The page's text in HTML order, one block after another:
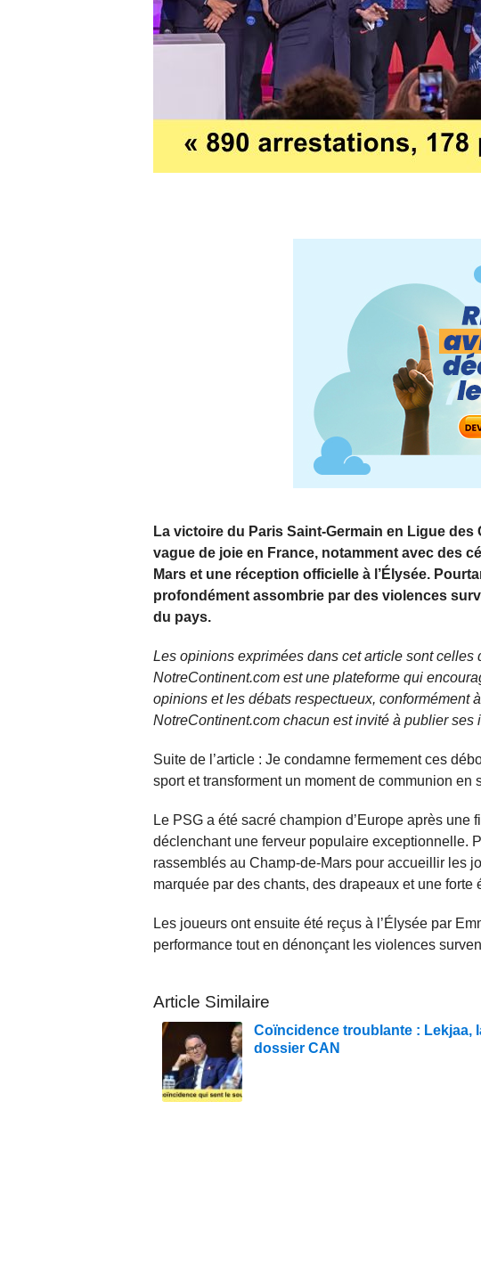
La victoire du Paris Saint-Germain en Ligue
vague de joie en France, notamment avec des
Mars et une réception officielle à l’Élysée.
profondément assombrie par des violences
du pays.
Les opinions exprimées dans cet article sont celles
NotreContinent.com est une plateforme qui
opinions et les débats respectueux, conformément
NotreContinent.com chacun est invité à publier ses
Suite de l’article : Je condamne fermement ces
sport et transforment un moment de communion en
Le PSG a été sacré champion d’Europe après une
déclenchant une ferveur populaire exceptionnelle.
rassemblés au Champ-de-Mars pour accueillir les
marquée par des chants, des drapeaux et une forte
Les joueurs ont ensuite été reçus à l’Élysée par
performance tout en dénonçant les violences
Article Similaire
Coïncidence troublante : Lekjaa,
dossier CAN